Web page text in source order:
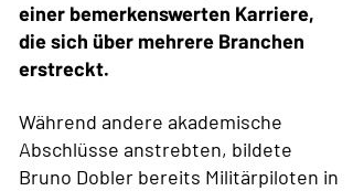
einer bemerkenswerten Karriere,
die sich über mehrere Branchen
erstreckt.
Während andere akademische
Abschlüsse anstrebten, bildete
Bruno Dobler bereits Militärpiloten in